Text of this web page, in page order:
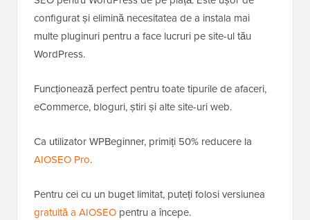
configurat și elimină necesitatea de a instala mai
multe pluginuri pentru a face lucruri pe site-ul tău
WordPress.
Funcționează perfect pentru toate tipurile de afaceri,
eCommerce, bloguri, știri și alte site-uri web.
Ca utilizator WPBeginner, primiți 50% reducere la
AIOSEO Pro.
Pentru cei cu un buget limitat, puteți folosi versiunea
gratuită a AIOSEO pentru a începe.